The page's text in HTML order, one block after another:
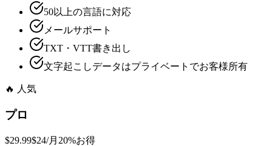
50以上の言語に対応
メールサポート
TXT・VTT書き出し
文字起こしデータはプライベートでお客様所有
🔥 人気
プロ
$29.99$24/月 20%お得